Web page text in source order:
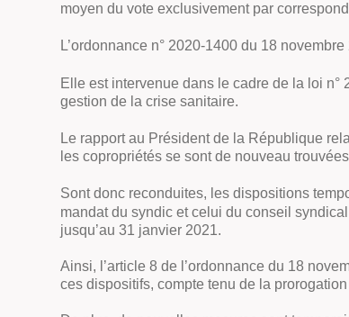
moyen du vote exclusivement par
L’ordonnance n° 2020-1400 du 18 novembre
Elle est intervenue dans le cadre de la loi
gestion de la crise sanitaire.
Le rapport au Président de la République
les copropriétés se sont de nouveau
Sont donc reconduites, les dispositions
mandat du syndic et celui du conseil
jusqu’au 31 janvier 2021.
Ainsi, l’article 8 de l’ordonnance du 18
ces dispositifs, compte tenu de la